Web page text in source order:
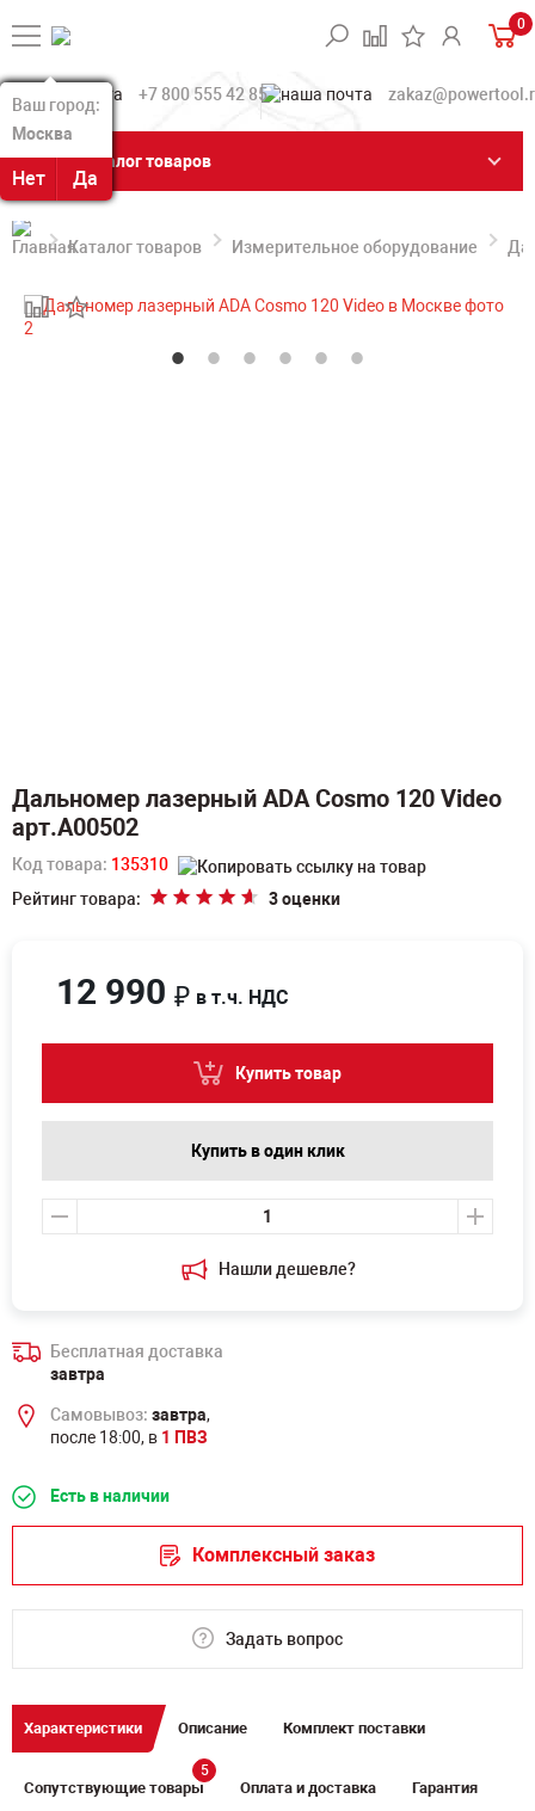
Ваш город:
Москва
Нет Да
Ваш город:
Москва
Нет Да
0
+7 800 555 42 85
Каталог товаров
Каталог товаров Измерительное оборудование
Дальномер лазерный ADA Cosmo 120 Video
арт.А00502
Код товара: 135310
Рейтинг товара:
3 оценки
Нашли дешевле?
12 990 ₽ в т.ч. НДС
Купить товар
Купить в один клик
Бесплатная доставка
завтра
Самовывоз: завтра,
после 18:00, в 1 ПВЗ
Есть в наличии
Комплексный заказ
Задать вопрос
Характеристики Описание Комплект поставки
Сопутствующие товары
5
Оплата и доставка Гарантия